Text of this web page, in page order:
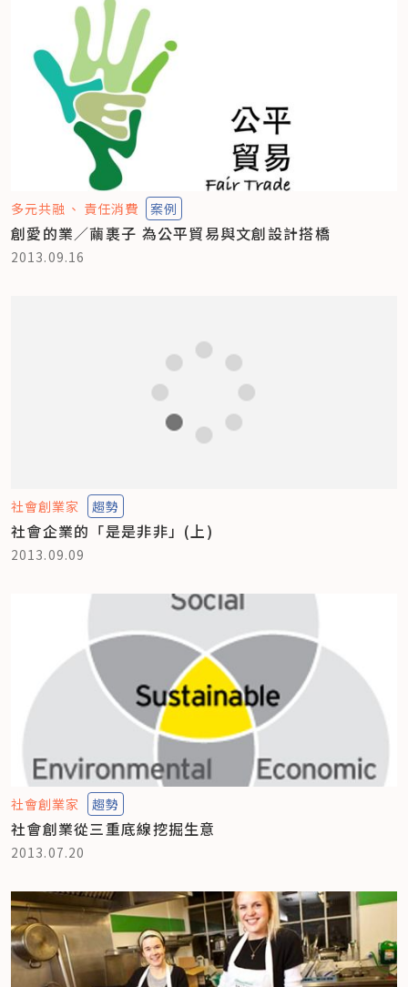
多元共融 責任消費 案例
創愛的業／繭裹子 為公平貿易與文創設計搭橋
2013.09.16
社會創業家 趨勢
社會企業的「是是非非」(上)
2013.09.09
社會創業家 趨勢
社會創業從三重底線挖掘生意
2013.07.20